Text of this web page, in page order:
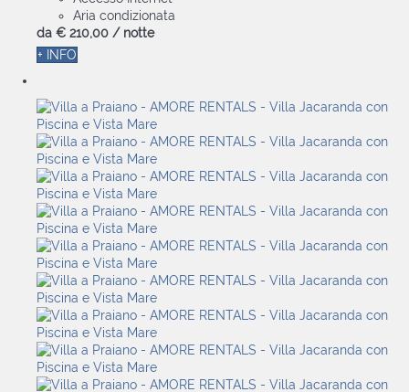
Aria condizionata
da € 210,00 / notte
+ INFO